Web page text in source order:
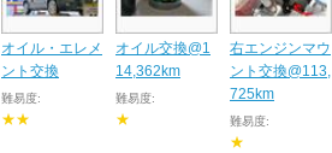
オイル・エレメ
ント交換
難易度:
★★
オイル交換@1
14,362km
難易度:
★
右エンジンマウ
ント交換@113,
725km
難易度:
★